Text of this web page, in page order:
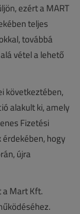
ezért a MART
teljes
továbbá
vétel a lehető
következtében,
alakult ki, amely
Fizetési
hogy
újra
a Mart Kft.